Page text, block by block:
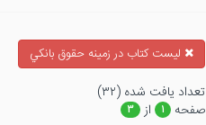
ليست كتاب در زمينه حقوق بانكي
تعداد يافت شده (۳۲)
صفحه
۱ از ۳